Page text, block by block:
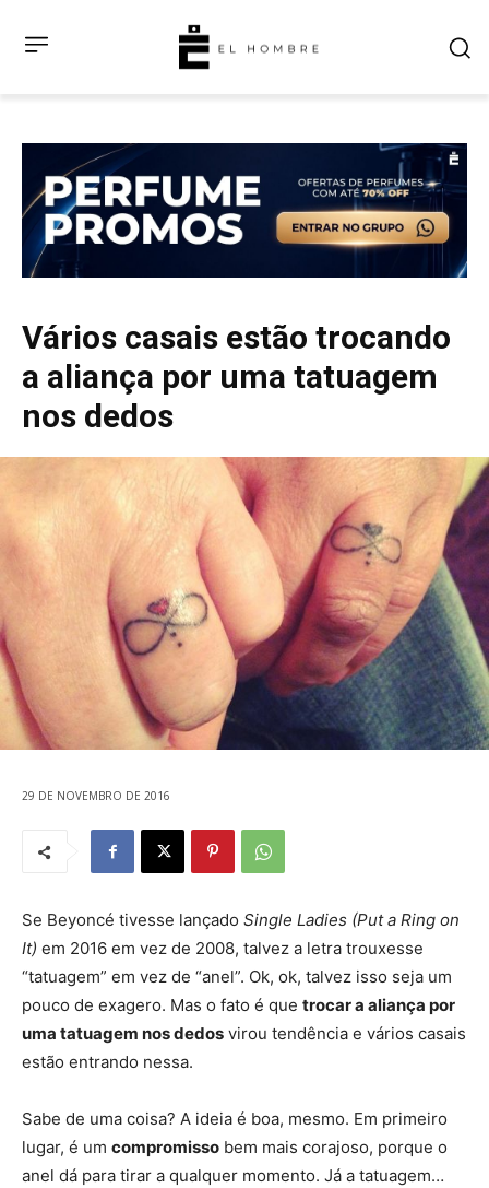
Vários casais estão trocando
a aliança por uma tatuagem
nos dedos
29 DE NOVEMBRO DE 2016
Se Beyoncé tivesse lançado Single Ladies (Put a Ring on
It) em 2016 em vez de 2008, talvez a letra trouxesse
“tatuagem” em vez de “anel”. Ok, ok, talvez isso seja um
pouco de exagero. Mas o fato é que trocar a aliança por
uma tatuagem nos dedos virou tendência e vários casais
estão entrando nessa.
Sabe de uma coisa? A ideia é boa, mesmo. Em primeiro
lugar, é um compromisso bem mais corajoso, porque o
anel dá para tirar a qualquer momento. Já a tatuagem…